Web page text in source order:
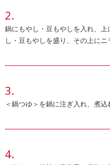
鍋にもやし・豆もやしを入れ、
し・豆もやしを盛り、その上にニ
＜鍋つゆ＞を鍋に注ぎ入れ、煮込